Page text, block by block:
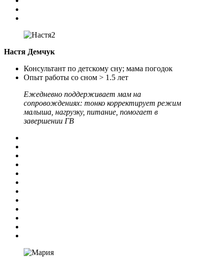
Настя Демчук
Консультант по детскому сну; мама погодок
Опыт работы со сном > 1.5 лет
Ежедневно поддерживает мам на
сопровождениях: тонко корректирует режим
малыша, нагрузку, питание, помогает в
завершении ГВ